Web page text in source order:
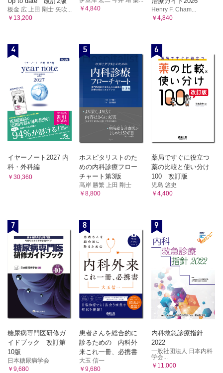
板金 広 上田 剛士 矢吹...
￥13,200
￥4,840
Henry F. Cham...
￥4,840
4
イヤーノート2027 内
科・外科編
￥30,360
5
ホスピタリストのた
めの内科診療フロー
チャート第3版
髙岸 勝繁 上田 剛士
￥8,800
6
薬局ですぐに役立つ
薬の比較と使い分け
100 改訂版
児島 悠史
￥4,400
7
糖尿病専門医研修ガ
イドブック 改訂第
10版
日本糖尿病学会
￥9,680
8
患者さんを総合的に
診るための 内科外
来これ一冊、必携書
大玉 信一
￥9,680
9
内科救急診療指針
2022
一般社団法人 日本内科
学会...
￥11,000